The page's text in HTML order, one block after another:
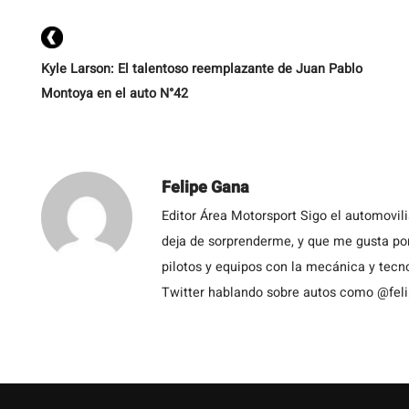
Kyle Larson: El talentoso reemplazante de Juan Pablo
Montoya en el auto N°42
Felipe Gana
Editor Área Motorsport Sigo el
deja de sorprenderme, y que me gusta
pilotos y equipos con la mecánica y
Twitter hablando sobre autos como